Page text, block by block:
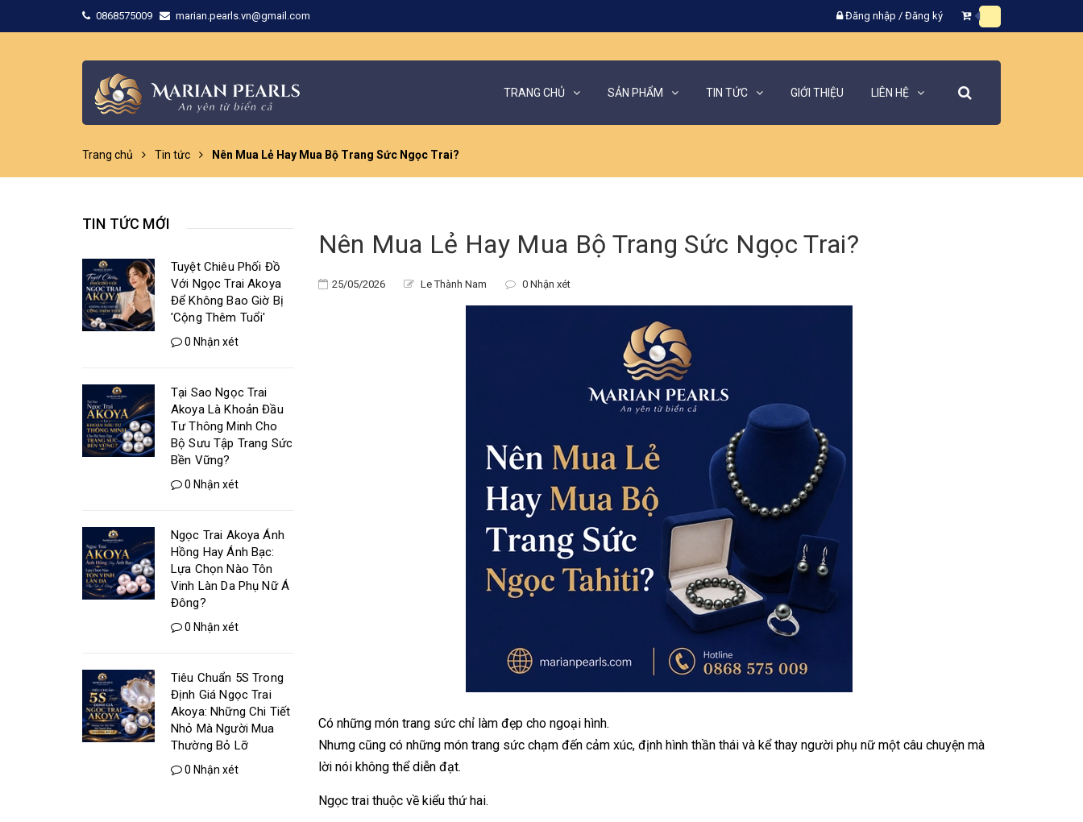
0868575009 marian.pearls.vn@gmail.com Đăng nhập / Đăng ký
TRANG CHỦ SẢN PHẨM TIN TỨC GIỚI THIỆU LIÊN HỆ
Trang chủ Tin tức Nên Mua Lẻ Hay Mua Bộ Trang Sức Ngọc Trai?
Nên Mua Lẻ Hay Mua Bộ Trang Sức Ngọc Trai?
25/05/2026 Le Thành Nam 0 Nhận xét
Có những món trang sức chỉ làm đẹp cho ngoại hình.
Nhưng cũng có những món trang sức chạm đến cảm xúc, định hình thần thái và kể thay người phụ nữ một câu chuyện mà
lời nói không thể diễn đạt.
Ngọc trai thuộc về kiểu thứ hai.
TIN TỨC MỚI
Tuyệt Chiêu Phối Đồ
Với Ngọc Trai Akoya
Để Không Bao Giờ Bị
'Cộng Thêm Tuổi'
0 Nhận xét
Tại Sao Ngọc Trai
Akoya Là Khoản Đầu
Tư Thông Minh Cho
Bộ Sưu Tập Trang Sức
Bền Vững?
0 Nhận xét
Ngọc Trai Akoya Ánh
Hồng Hay Ánh Bạc:
Lựa Chọn Nào Tôn
Vinh Làn Da Phụ Nữ Á
Đông?
0 Nhận xét
Tiêu Chuẩn 5S Trong
Định Giá Ngọc Trai
Akoya: Những Chi Tiết
Nhỏ Mà Người Mua
Thường Bỏ Lỡ
0 Nhận xét